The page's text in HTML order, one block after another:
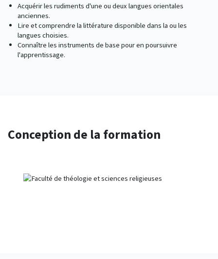
Acquérir les rudiments d'une ou deux langues orientales
anciennes.
Lire et comprendre la littérature disponible dans la ou les
langues choisies.
Connaître les instruments de base pour en poursuivre
l'apprentissage.
Conception de la formation